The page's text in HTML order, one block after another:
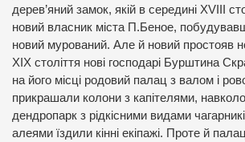
дерев’яний замок, якій в середині XVIII
новий власник міста П.Беное,
новий мурований. Але й новий простояв
ХІХ століття нові господарі Бурштина
на його місці родовий палац з валом і
прикрашали колони з капітелями,
дендропарк з рідкісними видами
алеями їздили кінні екіпажі. Проте й